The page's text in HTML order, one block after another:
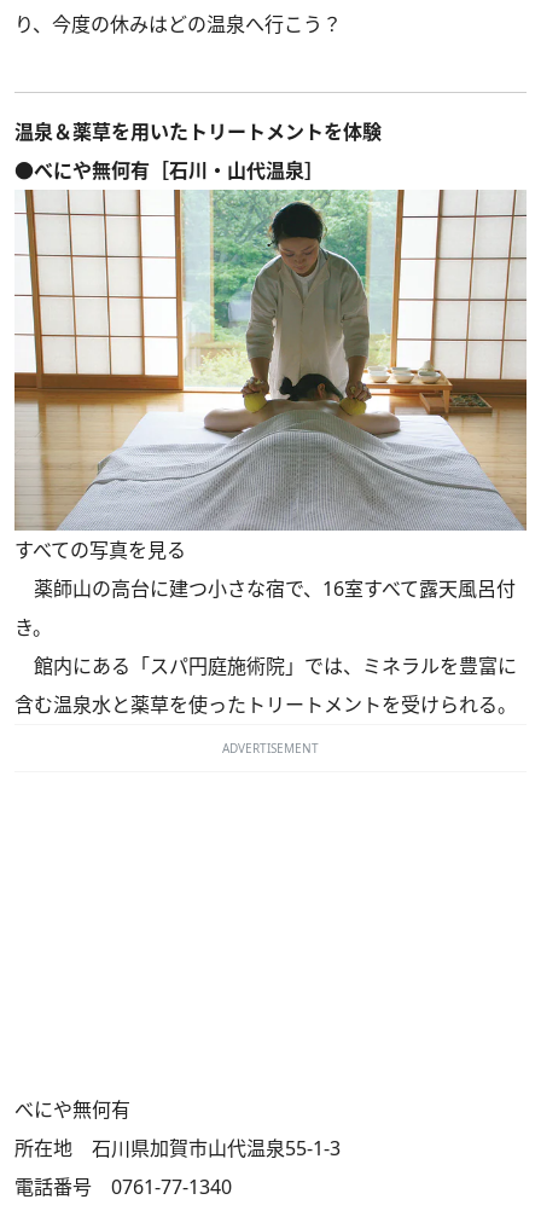
り、今度の休みはどの温泉へ行こう？
温泉＆薬草を用いたトリートメントを体験
●べにや無何有［石川・山代温泉］
すべての写真を見る
薬師山の高台に建つ小さな宿で、16室すべて露天風呂付
き。
館内にある「スパ円庭施術院」では、ミネラルを豊富に
含む温泉水と薬草を使ったトリートメントを受けられる。
ADVERTISEMENT
べにや無何有
所在地 石川県加賀市山代温泉55-1-3
電話番号 0761-77-1340